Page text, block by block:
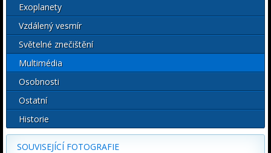
Exoplanety
Vzdálený vesmír
Světelné znečištění
Multimédia
Osobnosti
Ostatní
Historie
SOUVISEJÍCÍ FOTOGRAFIE